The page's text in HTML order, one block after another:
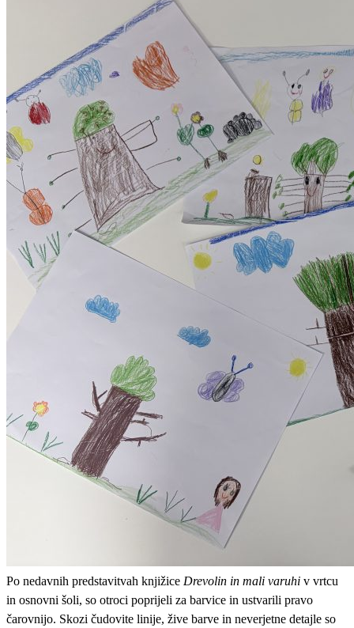
Po nedavnih predstavitvah knjižice Drevolin in mali varuhi v vrtcu
in osnovni šoli, so otroci poprijeli za barvice in ustvarili pravo
čarovnijo. Skozi čudovite linije, žive barve in neverjetne detajle so